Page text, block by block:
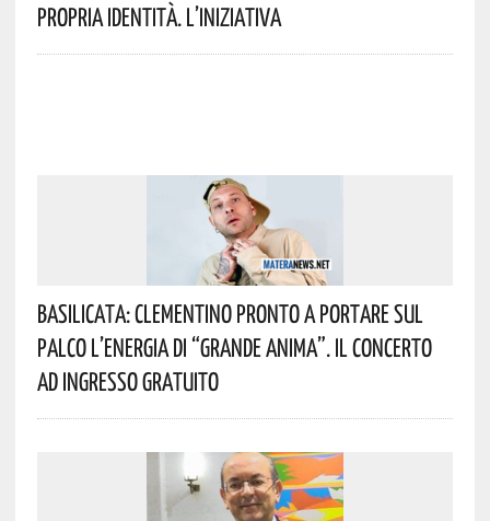
Propria Identità. L’iniziativa
Basilicata: Clementino Pronto A Portare Sul
Palco L’energia Di “Grande Anima”. Il Concerto
Ad Ingresso Gratuito